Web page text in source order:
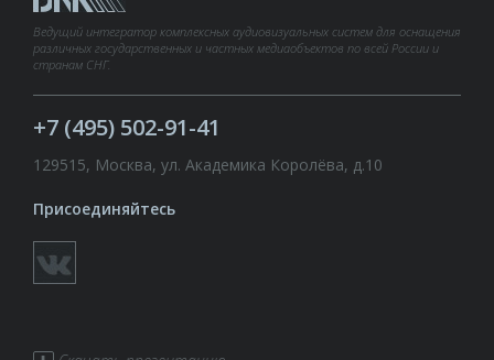
Ведущий интегратор комплексных аудиовизуальных систем для оснащения
различных государственных и частных медиаобъектов по всей России и
странам СНГ.
+7 (495) 502-91-41
129515, Москва, ул. Академика Королёва, д.10
Присоединяйтесь